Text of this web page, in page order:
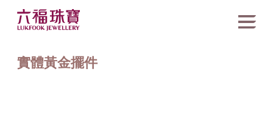
實體黃金擺件